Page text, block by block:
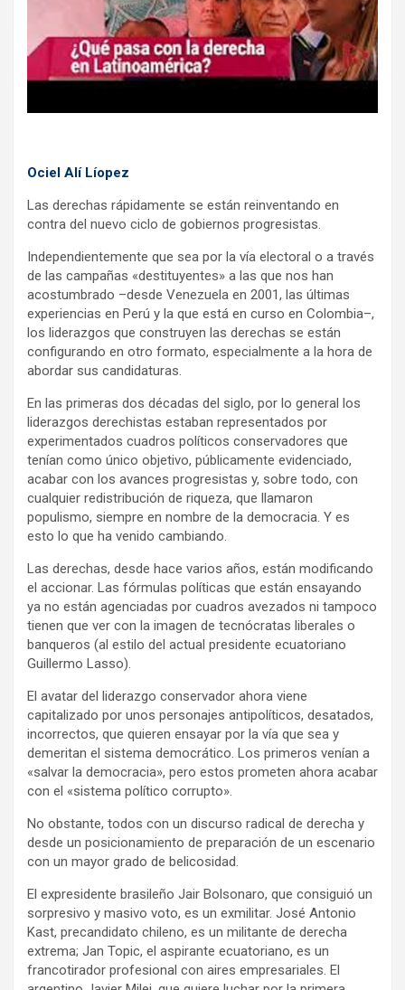
Ociel Alí Líopez
Las derechas rápidamente se están reinventando en
contra del nuevo ciclo de gobiernos progresistas.
Independientemente que sea por la vía electoral o a través
de las campañas «destituyentes» a las que nos han
acostumbrado –desde Venezuela en 2001, las últimas
experiencias en Perú y la que está en curso en Colombia–,
los liderazgos que construyen las derechas se están
configurando en otro formato, especialmente a la hora de
abordar sus candidaturas.
En las primeras dos décadas del siglo, por lo general los
liderazgos derechistas estaban representados por
experimentados cuadros políticos conservadores que
tenían como único objetivo, públicamente evidenciado,
acabar con los avances progresistas y, sobre todo, con
cualquier redistribución de riqueza, que llamaron
populismo, siempre en nombre de la democracia. Y es
esto lo que ha venido cambiando.
Las derechas, desde hace varios años, están modificando
el accionar. Las fórmulas políticas que están ensayando
ya no están agenciadas por cuadros avezados ni tampoco
tienen que ver con la imagen de tecnócratas liberales o
banqueros (al estilo del actual presidente ecuatoriano
Guillermo Lasso).
El avatar del liderazgo conservador ahora viene
capitalizado por unos personajes antipolíticos, desatados,
incorrectos, que quieren ensayar por la vía que sea y
demeritan el sistema democrático. Los primeros venían a
«salvar la democracia», pero estos prometen ahora acabar
con el «sistema político corrupto».
No obstante, todos con un discurso radical de derecha y
desde un posicionamiento de preparación de un escenario
con un mayor grado de belicosidad.
El expresidente brasileño Jair Bolsonaro, que consiguió un
sorpresivo y masivo voto, es un exmilitar. José Antonio
Kast, precandidato chileno, es un militante de derecha
extrema; Jan Topic, el aspirante ecuatoriano, es un
francotirador profesional con aires empresariales. El